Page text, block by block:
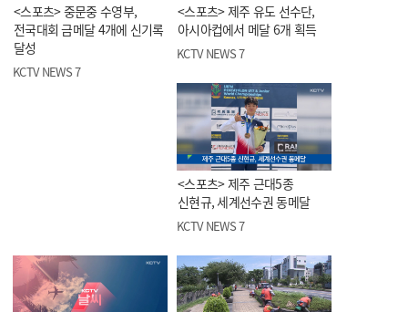
<스포츠> 중문중 수영부,
전국대회 금메달 4개에 신기록
달성
KCTV NEWS 7
<스포츠> 제주 유도 선수단,
아시아컵에서 메달 6개 획득
KCTV NEWS 7
<스포츠> 제주 근대5종
신현규, 세계선수권 동메달
KCTV NEWS 7